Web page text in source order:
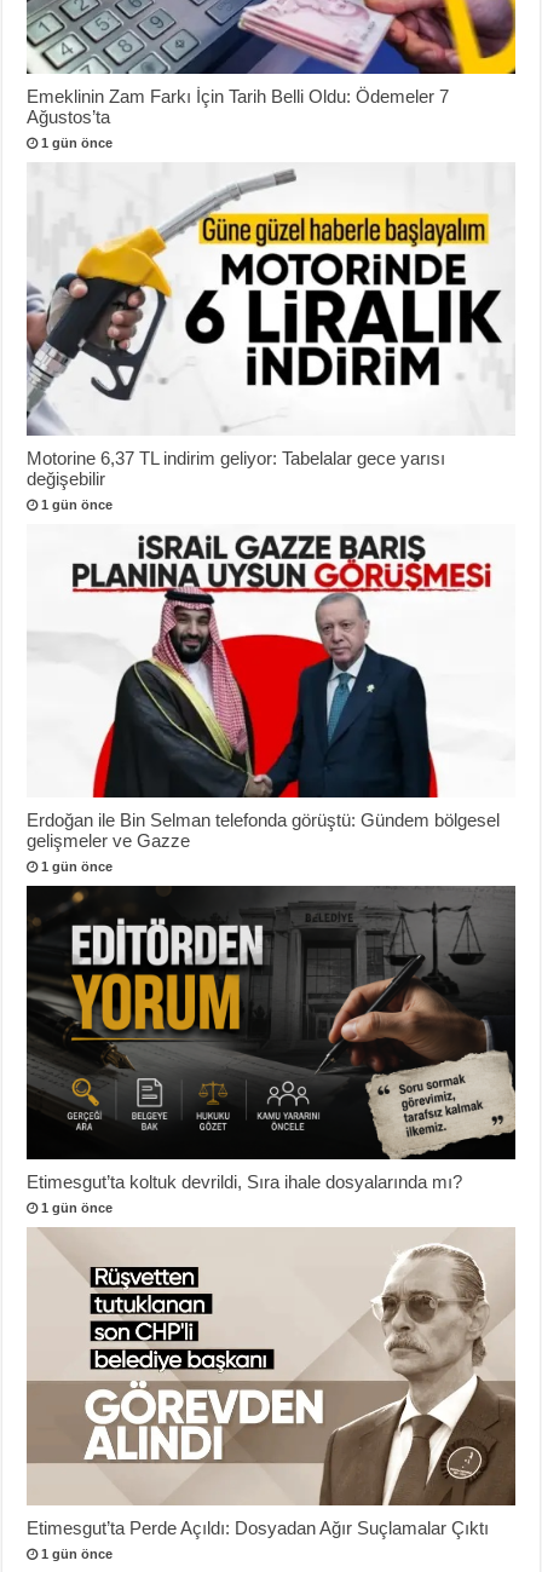
Emeklinin Zam Farkı İçin Tarih Belli Oldu: Ödemeler 7
Ağustos’ta
1 gün önce
Motorine 6,37 TL indirim geliyor: Tabelalar gece yarısı
değişebilir
1 gün önce
Erdoğan ile Bin Selman telefonda görüştü: Gündem bölgesel
gelişmeler ve Gazze
1 gün önce
Etimesgut’ta koltuk devrildi, Sıra ihale dosyalarında mı?
1 gün önce
Etimesgut’ta Perde Açıldı: Dosyadan Ağır Suçlamalar Çıktı
1 gün önce